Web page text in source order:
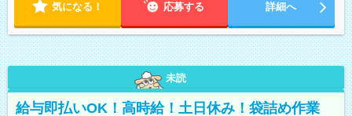
気になる！ 応募する 詳細へ
未読
給与即払いOK！高時給！土日休み！袋詰め作業